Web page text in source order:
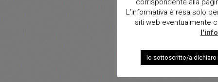
corrispondente alla
L’informativa è resa solo
siti web eventualmente
Io sottoscritto/a dichiaro